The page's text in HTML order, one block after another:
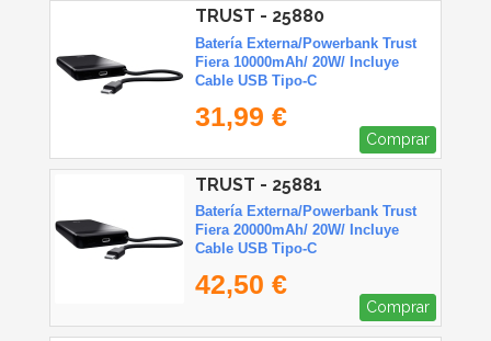
TRUST - 25880
Batería Externa/Powerbank Trust
Fiera 10000mAh/ 20W/ Incluye
Cable USB Tipo-C
31,99 €
Comprar
TRUST - 25881
Batería Externa/Powerbank Trust
Fiera 20000mAh/ 20W/ Incluye
Cable USB Tipo-C
42,50 €
Comprar